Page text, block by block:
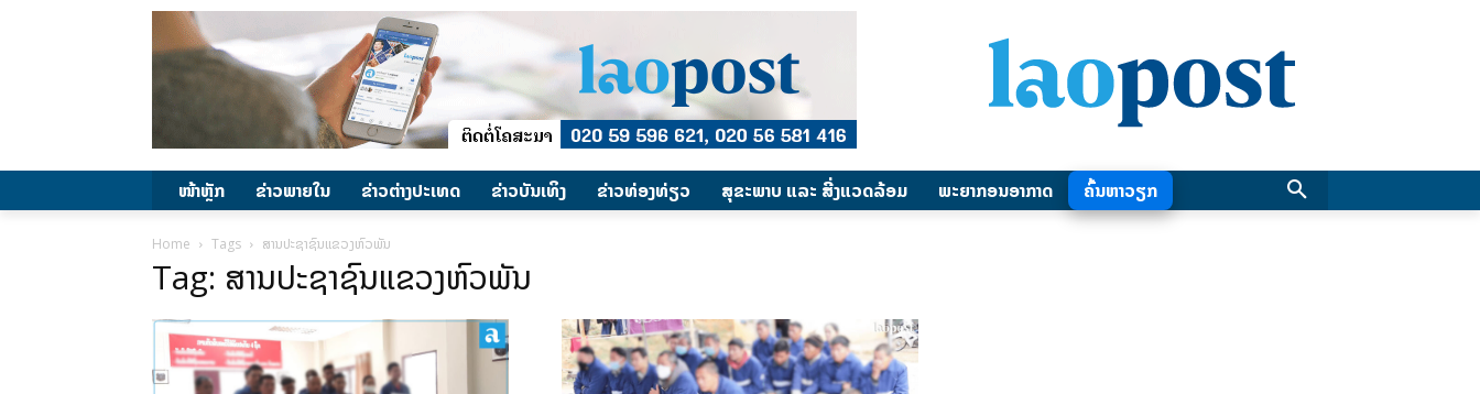
ໜ້າຫຼັກ ຂ່າວພາຍ​ໃນ ຂ່າວຕ່າງປະເທດ ​ຂ່າວບັນເທິງ ​ຂ່າວທ່ອງທ່ຽວ ສຸຂະພາບ ແລະ ສີ່ງແວດລ້ອມ ພະຍາກອນອາກາດ ຄົ້ນຫາວຽກ
Home Tags ສານປະຊາຊົນແຂວງຫົວພັນ
Tag: ສານປະຊາຊົນແຂວງຫົວພັນ